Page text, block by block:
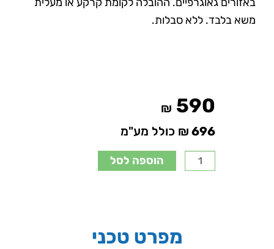
משא בלבד. ללא סבלות.
590
₪
696 ₪ כולל מע"מ
הוספה לסל
מפרט טכני